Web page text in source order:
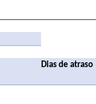
Dias de atraso